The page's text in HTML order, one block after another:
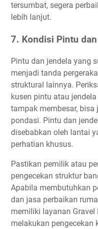
tersumbat, segera
lebih lanjut.
7. Kondisi Pintu
Pintu dan jendela yang
menjadi tanda
struktural lainnya.
kusen pintu atau
tampak membesar,
pondasi. Pintu dan
disebabkan oleh lantai
perhatian khusus.
Pastikan pemilik atau
pengecekan struktur
Apabila membutuhkan
dan jasa perbaikan
memiliki layanan
melakukan pengecekan